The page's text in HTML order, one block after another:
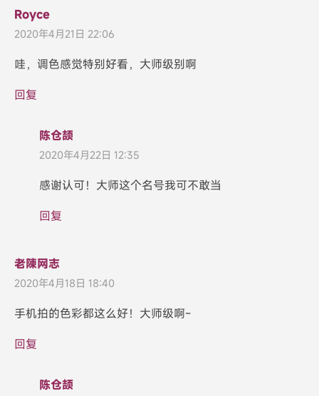
Royce
2020年4月21日 22:06
哇，调色感觉特别好看，大师级别啊
回复
陈仓颉
2020年4月22日 12:35
感谢认可！大师这个名号我可不敢当
回复
老陳网志
2020年4月18日 18:40
手机拍的色彩都这么好！大师级啊~
回复
陈仓颉